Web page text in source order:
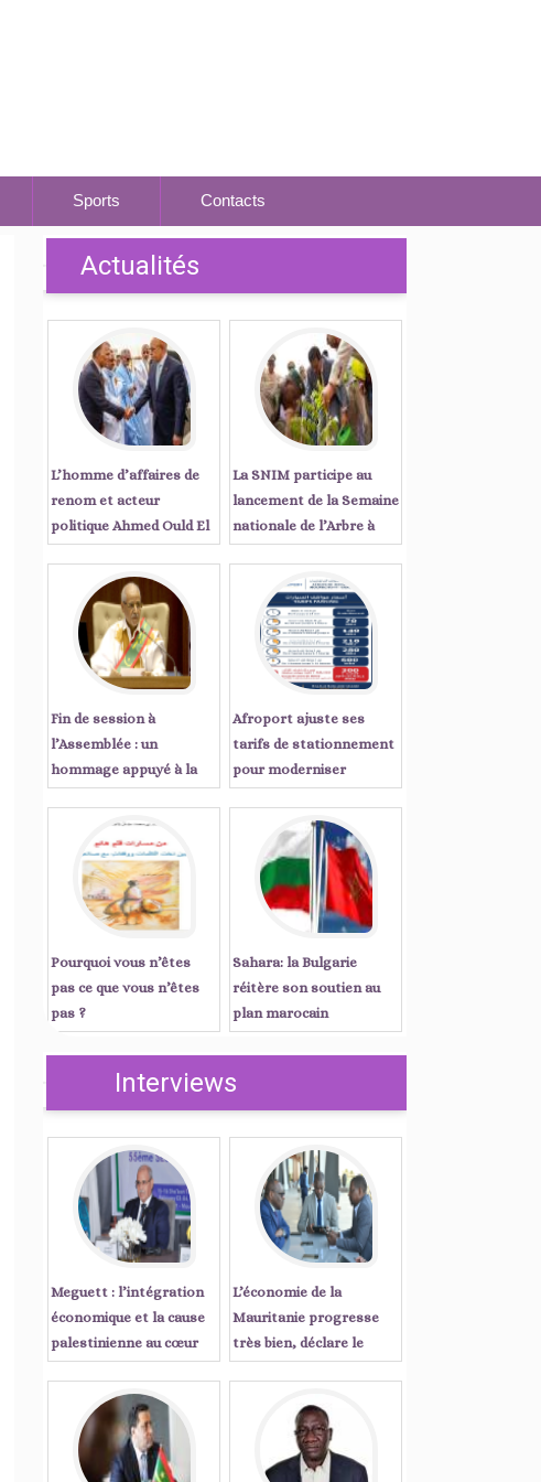
Sports Contacts
Actualités
L’homme d’affaires de
renom et acteur
politique Ahmed Ould El
années qui ont changé le
visage de la Mauritanie
La SNIM participe au
lancement de la Semaine
nationale de l’Arbre à
Fin de session à
l’Assemblée : un
hommage appuyé à la
Afroport ajuste ses
tarifs de stationnement
pour moderniser
Nouakchott
Pourquoi vous n’êtes
pas ce que vous n’êtes
pas ?
Sahara: la Bulgarie
réitère son soutien au
plan marocain
Interviews
Meguett : l’intégration
économique et la cause
palestinienne au cœur
parlementaire islamique
L’économie de la
Mauritanie progresse
très bien, déclare le